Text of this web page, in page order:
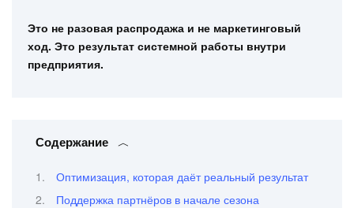
Это не разовая распродажа и не маркетинговый
ход. Это результат системной работы внутри
предприятия.
Содержание
Оптимизация, которая даёт реальный результат
Поддержка партнёров в начале сезона